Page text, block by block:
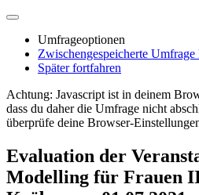
Umfrageoptionen
Zwischengespeicherte Umfrage
Später fortfahren
Achtung: Javascript ist in deinem
dass du daher die Umfrage nicht
überprüfe deine Browser-
Evaluation der
Modelling für Frauen